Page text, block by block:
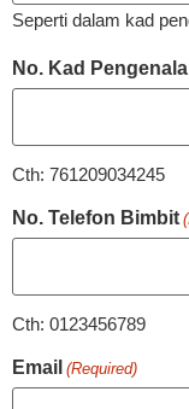
Seperti dalam kad
No. Kad
Cth: 761209034245
No. Telefon Bimbit
Cth: 0123456789
Email (Required)